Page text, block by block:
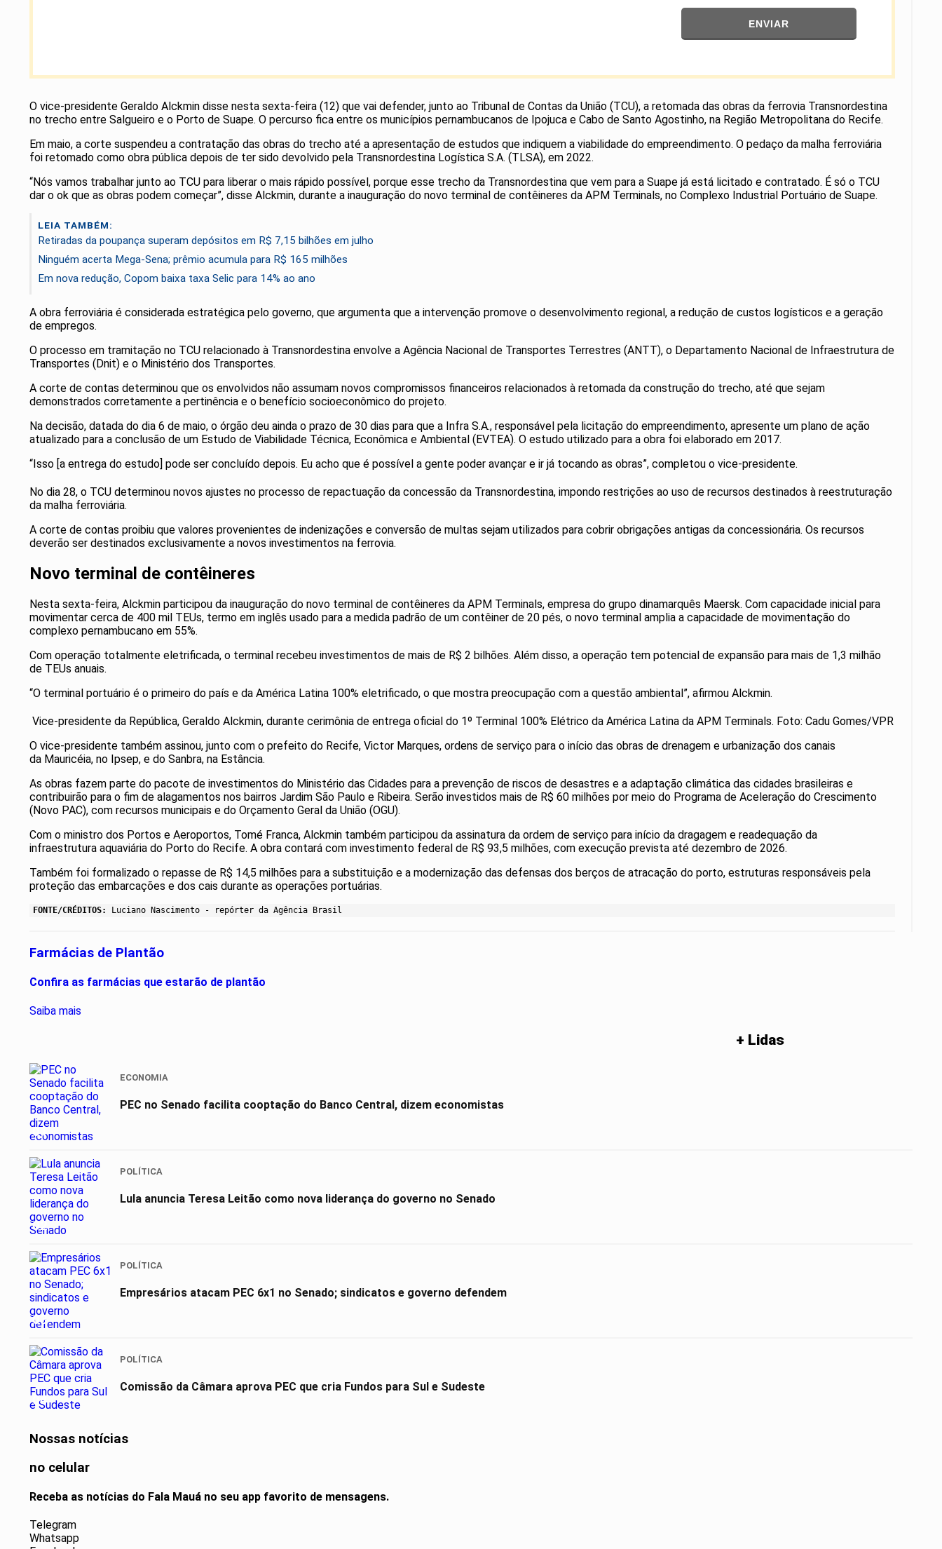
ENVIAR
O vice-presidente Geraldo Alckmin disse nesta sexta-feira (12) que vai defender, junto ao Tribunal de Contas da União (TCU), a retomada das obras da ferrovia Transnordestina
no trecho entre Salgueiro e o Porto de Suape. O percurso fica entre os municípios pernambucanos de Ipojuca e Cabo de Santo Agostinho, na Região Metropolitana do Recife.
Em maio, a corte suspendeu a contratação das obras do trecho até a apresentação de estudos que indiquem a viabilidade do empreendimento. O pedaço da malha ferroviária
foi retomado como obra pública depois de ter sido devolvido pela Transnordestina Logística S.A. (TLSA), em 2022.
“Nós vamos trabalhar junto ao TCU para liberar o mais rápido possível, porque esse trecho da Transnordestina que vem para a Suape já está licitado e contratado. É só o TCU
dar o ok que as obras podem começar”, disse Alckmin, durante a inauguração do novo terminal de contêineres da APM Terminals, no Complexo Industrial Portuário de Suape.
LEIA TAMBÉM:
Retiradas da poupança superam depósitos em R$ 7,15 bilhões em julho
Ninguém acerta Mega-Sena; prêmio acumula para R$ 165 milhões
Em nova redução, Copom baixa taxa Selic para 14% ao ano
A obra ferroviária é considerada estratégica pelo governo, que argumenta que a intervenção promove o desenvolvimento regional, a redução de custos logísticos e a geração
de empregos.
O processo em tramitação no TCU relacionado à Transnordestina envolve a Agência Nacional de Transportes Terrestres (ANTT), o Departamento Nacional de Infraestrutura de
Transportes (Dnit) e o Ministério dos Transportes.
A corte de contas determinou que os envolvidos não assumam novos compromissos financeiros relacionados à retomada da construção do trecho, até que sejam
demonstrados corretamente a pertinência e o benefício socioeconômico do projeto.
Na decisão, datada do dia 6 de maio, o órgão deu ainda o prazo de 30 dias para que a Infra S.A., responsável pela licitação do empreendimento, apresente um plano de ação
atualizado para a conclusão de um Estudo de Viabilidade Técnica, Econômica e Ambiental (EVTEA). O estudo utilizado para a obra foi elaborado em 2017.
“Isso [a entrega do estudo] pode ser concluído depois. Eu acho que é possível a gente poder avançar e ir já tocando as obras”, completou o vice-presidente.
No dia 28, o TCU determinou novos ajustes no processo de repactuação da concessão da Transnordestina, impondo restrições ao uso de recursos destinados à reestruturação
da malha ferroviária.
A corte de contas proibiu que valores provenientes de indenizações e conversão de multas sejam utilizados para cobrir obrigações antigas da concessionária. Os recursos
deverão ser destinados exclusivamente a novos investimentos na ferrovia.
Novo terminal de contêineres
Nesta sexta-feira, Alckmin participou da inauguração do novo terminal de contêineres da APM Terminals, empresa do grupo dinamarquês Maersk. Com capacidade inicial para
movimentar cerca de 400 mil TEUs, termo em inglês usado para a medida padrão de um contêiner de 20 pés, o novo terminal amplia a capacidade de movimentação do
complexo pernambucano em 55%.
Com operação totalmente eletrificada, o terminal recebeu investimentos de mais de R$ 2 bilhões. Além disso, a operação tem potencial de expansão para mais de 1,3 milhão
de TEUs anuais.
“O terminal portuário é o primeiro do país e da América Latina 100% eletrificado, o que mostra preocupação com a questão ambiental”, afirmou Alckmin.
Vice-presidente da República, Geraldo Alckmin, durante cerimônia de entrega oficial do 1º Terminal 100% Elétrico da América Latina da APM Terminals. Foto: Cadu Gomes/VPR
O vice-presidente também assinou, junto com o prefeito do Recife, Victor Marques, ordens de serviço para o início das obras de drenagem e urbanização dos canais
da Mauricéia, no Ipsep, e do Sanbra, na Estância.
As obras fazem parte do pacote de investimentos do Ministério das Cidades para a prevenção de riscos de desastres e a adaptação climática das cidades brasileiras e
contribuirão para o fim de alagamentos nos bairros Jardim São Paulo e Ribeira. Serão investidos mais de R$ 60 milhões por meio do Programa de Aceleração do Crescimento
(Novo PAC), com recursos municipais e do Orçamento Geral da União (OGU).
Com o ministro dos Portos e Aeroportos, Tomé Franca, Alckmin também participou da assinatura da ordem de serviço para início da dragagem e readequação da
infraestrutura aquaviária do Porto do Recife. A obra contará com investimento federal de R$ 93,5 milhões, com execução prevista até dezembro de 2026.
Também foi formalizado o repasse de R$ 14,5 milhões para a substituição e a modernização das defensas dos berços de atracação do porto, estruturas responsáveis pela
proteção das embarcações e dos cais durante as operações portuárias.
FONTE/CRÉDITOS: Luciano Nascimento - repórter da Agência Brasil
Farmácias de Plantão
Confira as farmácias que estarão de plantão
Saiba mais
+ Lidas
01
ECONOMIA
PEC no Senado facilita cooptação do Banco Central, dizem economistas
02
POLÍTICA
Lula anuncia Teresa Leitão como nova liderança do governo no Senado
03
POLÍTICA
Empresários atacam PEC 6x1 no Senado; sindicatos e governo defendem
04
POLÍTICA
Comissão da Câmara aprova PEC que cria Fundos para Sul e Sudeste
Nossas notícias
no celular
Receba as notícias do Fala Mauá no seu app favorito de mensagens.
Telegram
Whatsapp